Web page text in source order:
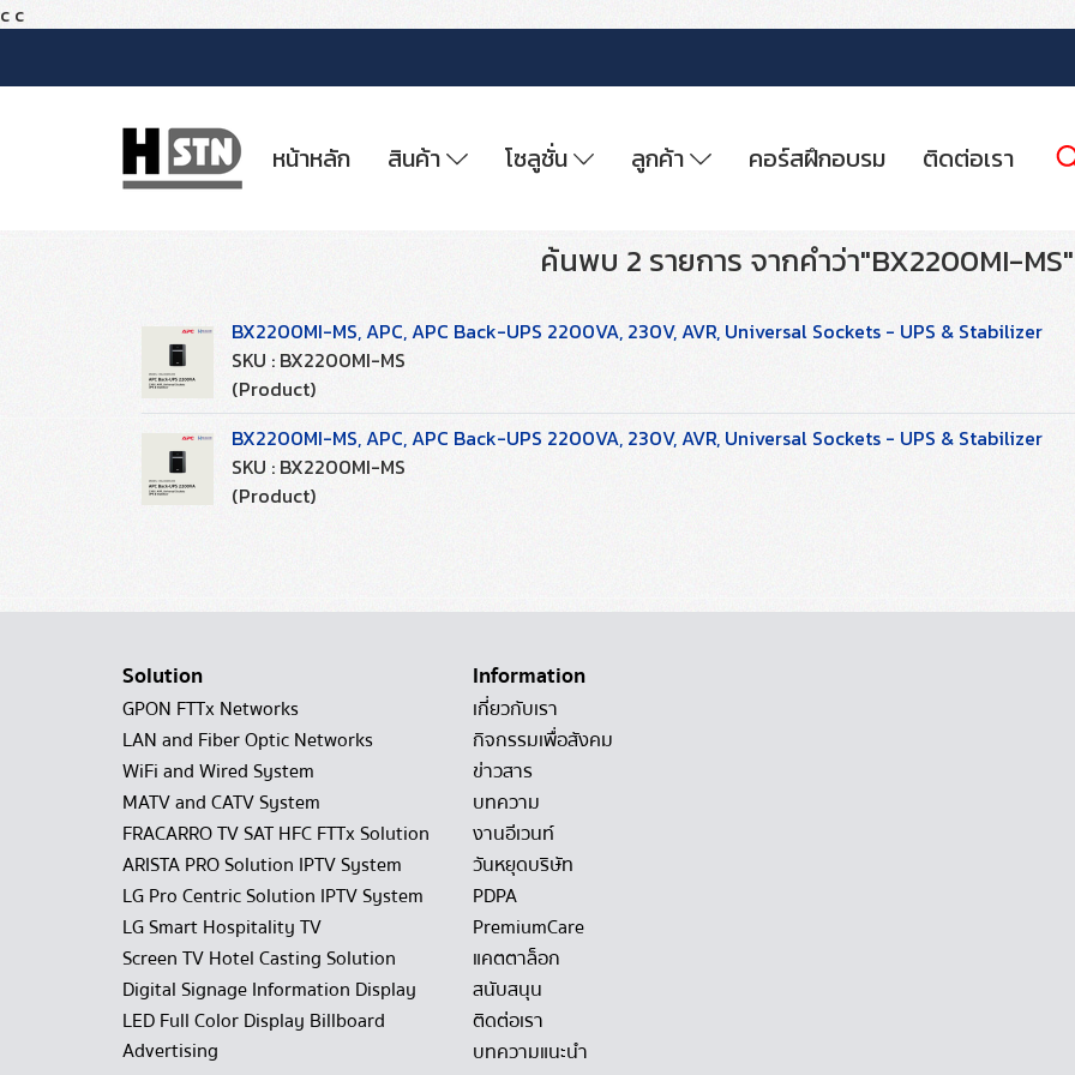
c c
หน้าหลัก สินค้า โซลูชั่น ลูกค้า คอร์สฝึกอบรม ติดต่อเรา
ค้นพบ 2 รายการ จากคำว่า"BX2200MI-MS"
BX2200MI-MS, APC, APC Back-UPS 2200VA, 230V, AVR, Universal Sockets - UPS & Stabilizer
SKU : BX2200MI-MS
(Product)
BX2200MI-MS, APC, APC Back-UPS 2200VA, 230V, AVR, Universal Sockets - UPS & Stabilizer
SKU : BX2200MI-MS
(Product)
Solution
GPON FTTx Networks
LAN and Fiber Optic Networks
WiFi and Wired System
MATV and CATV System
FRACARRO TV SAT HFC FTTx Solution
ARISTA PRO Solution IPTV System
LG Pro Centric Solution IPTV System
LG Smart Hospitality TV
Screen TV Hotel Casting Solution
Digital Signage Information Display
LED Full Color Display Billboard
Advertising
Information
เกี่ยวกับเรา
กิจกรรมเพื่อสังคม
ข่าวสาร
บทความ
งานอีเวนท์
วันหยุดบริษัท
PDPA
PremiumCare
แคตตาล็อก
สนับสนุน
ติดต่อเรา
บทความแนะนำ